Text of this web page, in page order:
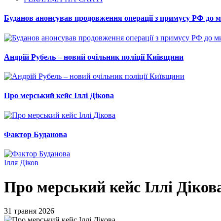
Буданов анонсував продовження операції з примусу РФ до
Андрій Рубель – новий очільник поліції Київщини
Про мерський кейс Іллі Дікова
Фактор Буданова
Ілля Діков
Про мерський кейс Іллі
31 травня 2026